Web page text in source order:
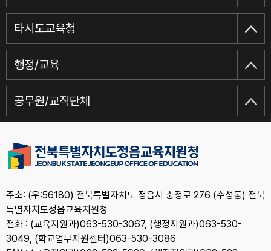
타시도교육청
행정/교육
공무원/교직단체
주소: (우:56180) 전북특별자치도 정읍시 충정로 276 (수성동) 전북
특별자치도정읍교육지원청
전화 : (교육지원과)063-530-3067, (행정지원과)063-530-
3049, (학교업무지원센터)063-530-3086